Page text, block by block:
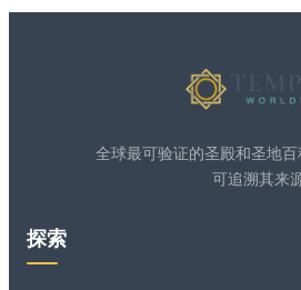
全球最可验证的圣殿和圣地
可追溯其来源
探索